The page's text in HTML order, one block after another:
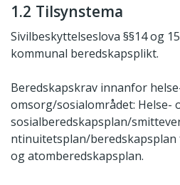
1.2 Tilsynstema
Sivilbeskyttelseslova §§14 og
kommunal beredskapsplikt.
Beredskapskrav innanfor
omsorg/sosialområdet: Helse-
sosialberedskapsplan/
ntinuitetsplan/
og atomberedskapsplan.